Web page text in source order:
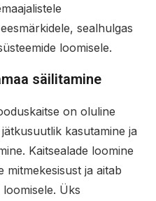
sealhulgas
loomisele.
säilitamine
on oluline
kasutamine ja
Kaitsealade loomine
mitmekesisust ja aitab
Üks